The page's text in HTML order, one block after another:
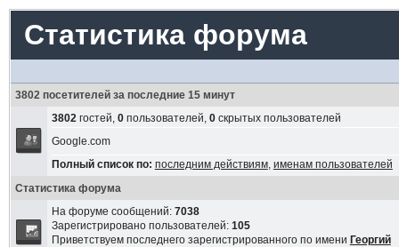
Статистика форума
3802 посетителей за последние 15 минут
3802гостей, 0пользователей, 0скрытых пользователей
Google.com
Полный список по: последним действиям, именам пользователей
Статистика форума
На форуме сообщений: 7038
Зарегистрировано пользователей: 105
Приветствуем последнего зарегистрированного по имени Георгий